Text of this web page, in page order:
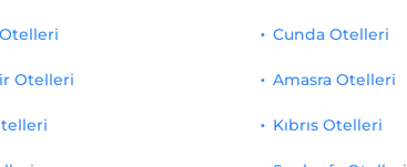
Otelleri
Cunda Otelleri
Amasra Otelleri
Kıbrıs Otelleri